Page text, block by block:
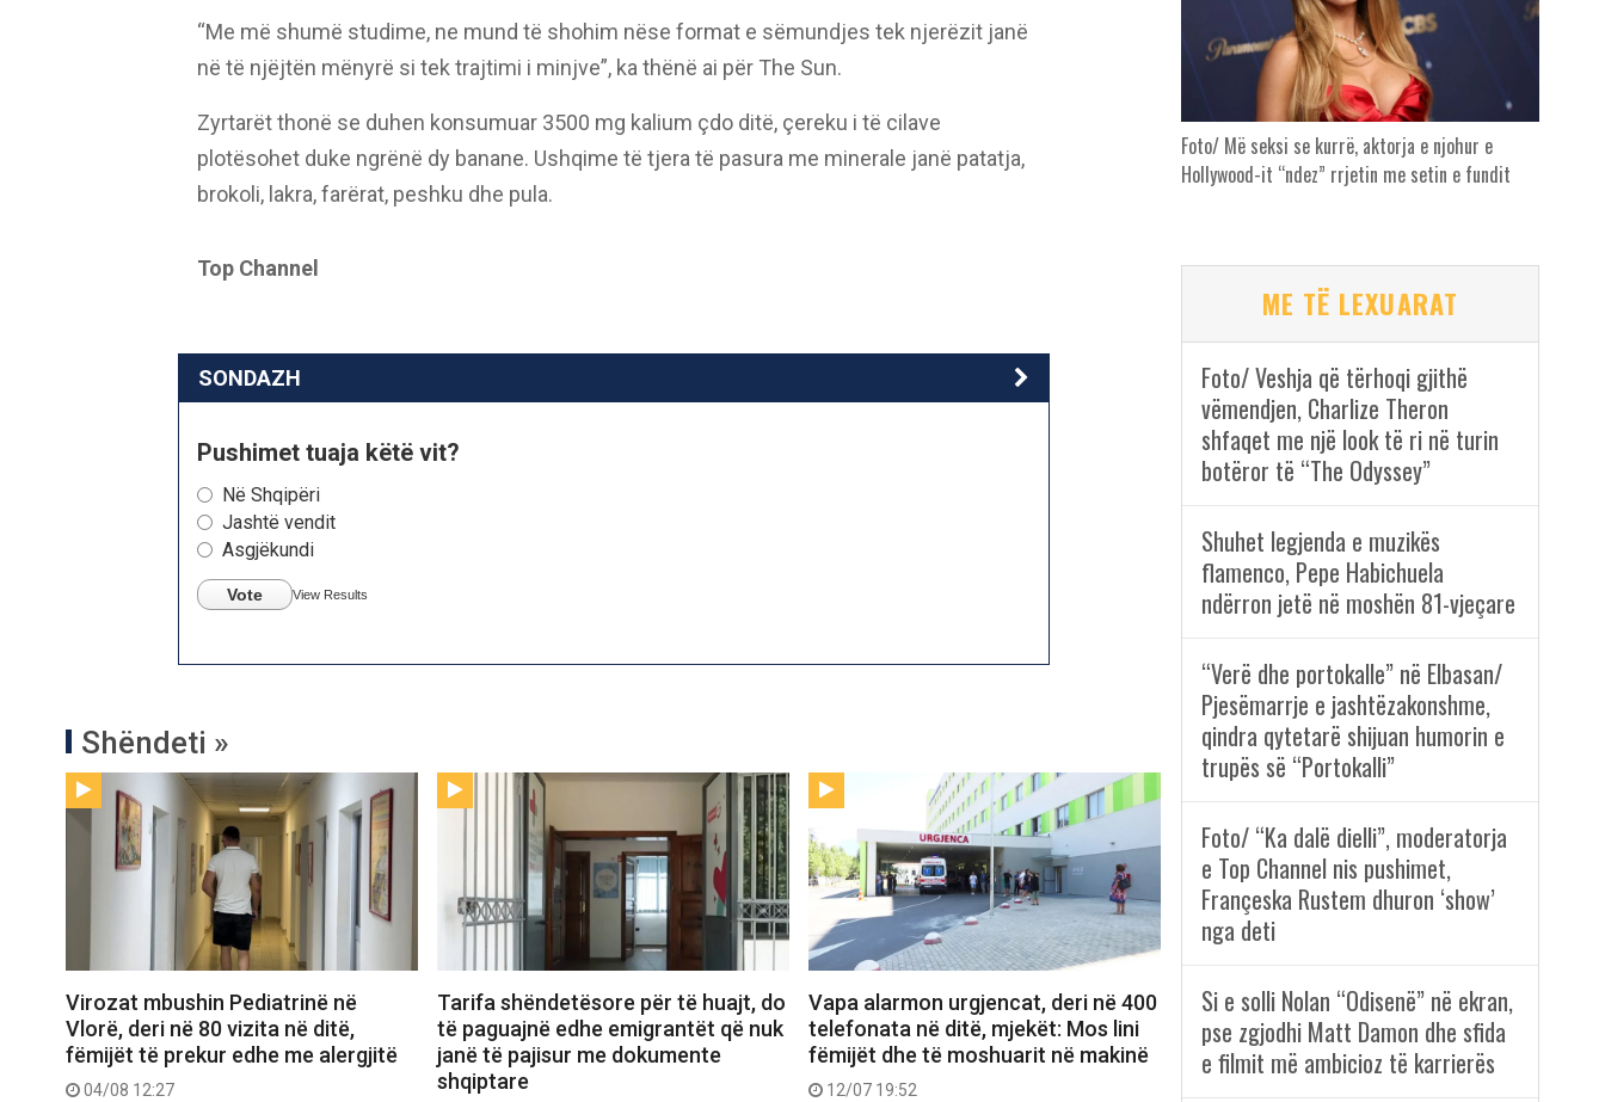
“Me më shumë studime, ne mund të shohim nëse format e sëmundjes tek njerëzit janë
në të njëjtën mënyrë si tek trajtimi i minjve”, ka thënë ai për The Sun.
Zyrtarët thonë se duhen konsumuar 3500 mg kalium çdo ditë, çereku i të cilave
plotësohet duke ngrënë dy banane. Ushqime të tjera të pasura me minerale janë patatja,
brokoli, lakra, farërat, peshku dhe pula.
Top Channel
SONDAZH
Pushimet tuaja këtë vit?
Në Shqipëri
Jashtë vendit
Asgjëkundi
Vote View Results
Shëndeti »
Virozat mbushin Pediatrinë në
Vlorë, deri në 80 vizita në ditë,
fëmijët të prekur edhe me alergjitë
04/08 12:27
Tarifa shëndetësore për të huajt, do
të paguajnë edhe emigrantët që nuk
janë të pajisur me dokumente
shqiptare
Vapa alarmon urgjencat, deri në 400
telefonata në ditë, mjekët: Mos lini
fëmijët dhe të moshuarit në makinë
12/07 19:52
Foto/ Më seksi se kurrë, aktorja e njohur e
Hollywood-it “ndez” rrjetin me setin e fundit
ME TË LEXUARAT
Foto/ Veshja që tërhoqi gjithë
vëmendjen, Charlize Theron
shfaqet me një look të ri në turin
botëror të “The Odyssey”
Shuhet legjenda e muzikës
flamenco, Pepe Habichuela
ndërron jetë në moshën 81-vjeçare
“Verë dhe portokalle” në Elbasan/
Pjesëmarrje e jashtëzakonshme,
qindra qytetarë shijuan humorin e
trupës së “Portokalli”
Foto/ “Ka dalë dielli”, moderatorja
e Top Channel nis pushimet,
Françeska Rustem dhuron ‘show’
nga deti
Si e solli Nolan “Odisenë” në ekran,
pse zgjodhi Matt Damon dhe sfida
e filmit më ambicioz të karrierës